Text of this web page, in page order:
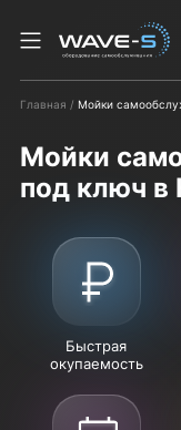
Главная Мойки
Мойки
под ключ
Быстрая
окупаемость